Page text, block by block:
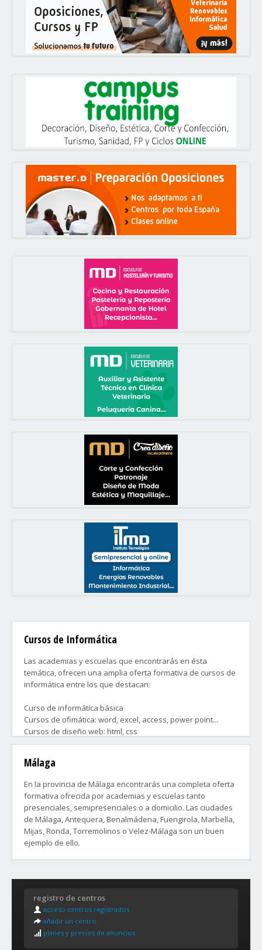
Cursos de Informática
Las academias y escuelas que encontrarás en ésta
temática, ofrecen una amplia oferta formativa de cursos de
informática entre los que destacan:
Curso de informática básica
Cursos de ofimática: word, excel, access, power point...
Cursos de diseño web: html, css
Cursos de aplicaciones web
Cursos de diseño gráfico: photoshop, illustrator...
Cursos de desarrollo de videojuegos
Cursos de lenguajes de programación
Cursos de gestión empresarial
y muchos otros que te ayudarán a conseguir un trabajo en
el que se utilicen Tecnologías de la Información.
Málaga
En la provincia de Málaga encontrarás una completa oferta
formativa ofrecida por academias y escuelas tanto
presenciales, semipresenciales o a domicilio. Las ciudades
de Málaga, Antequera, Benalmádena, Fuengirola, Marbella,
Mijas, Ronda, Torremolinos o Velez-Málaga son un buen
ejemplo de ello.
Barcenillas, Campos Elíseos, Cañada de los Ingleses,
Capuchinos, Centro Histórico, Conde de Ureña, Cristo de la
Epidemia, El Ejido, El Molinillo, Ensanche Centro, La Caleta, La
Goleta, La Malagueta, La Manía, La Merced, La Trinidad, La
registro de centros
acceso centros registrados
añadir un centro
planes y precios de anuncios